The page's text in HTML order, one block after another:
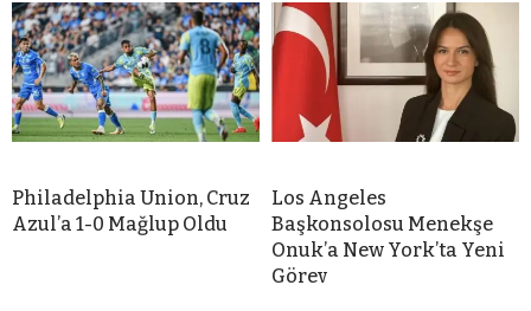
Philadelphia Union, Cruz
Azul’a 1-0 Mağlup Oldu
Los Angeles
Başkonsolosu Menekşe
Onuk’a New York’ta Yeni
Görev